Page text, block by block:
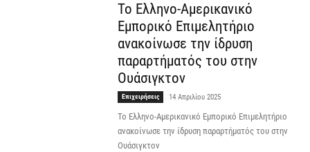
Το Ελληνο-Αμερικανικό
Εμπορικό Επιμελητήριο
ανακοίνωσε την ίδρυση
παραρτήματός του στην
Ουάσιγκτον
Επιχειρήσεις 14 Απριλίου 2025
Το Ελληνο-Αμερικανικό Εμπορικό Επιμελητήριο
ανακοίνωσε την ίδρυση παραρτήματός του στην
Ουάσιγκτον